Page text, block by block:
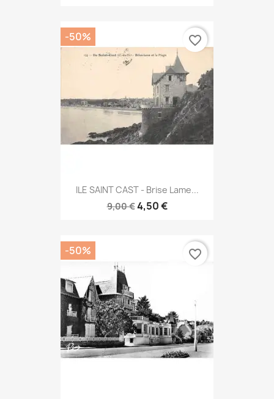
ILE SAINT CAST - Brise Lame...
9,00 €4,50 €
-50% favorite_border
-50% favorite_border